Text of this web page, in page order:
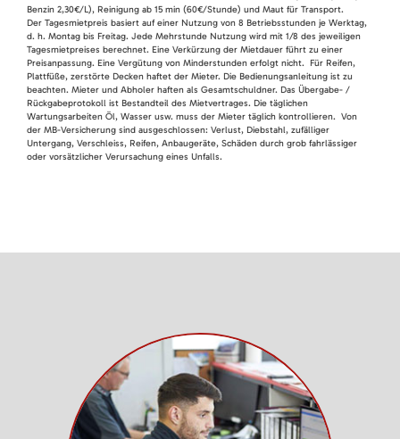
Benzin 2,30€/L), Reinigung ab 15 min (60€/Stunde) und Maut für Transport.
Der Tagesmietpreis basiert auf einer Nutzung von 8 Betriebsstunden je Werktag,
d. h. Montag bis Freitag. Jede Mehrstunde Nutzung wird mit 1/8 des jeweiligen
Tagesmietpreises berechnet. Eine Verkürzung der Mietdauer führt zu einer
Preisanpassung. Eine Vergütung von Minderstunden erfolgt nicht. Für Reifen,
Plattfüße, zerstörte Decken haftet der Mieter. Die Bedienungsanleitung ist zu
beachten. Mieter und Abholer haften als Gesamtschuldner. Das Übergabe- /
Rückgabeprotokoll ist Bestandteil des Mietvertrages. Die täglichen
Wartungsarbeiten Öl, Wasser usw. muss der Mieter täglich kontrollieren. Von
der MB-Versicherung sind ausgeschlossen: Verlust, Diebstahl, zufälliger
Untergang, Verschleiss, Reifen, Anbaugeräte, Schäden durch grob fahrlässiger
oder vorsätzlicher Verursachung eines Unfalls.